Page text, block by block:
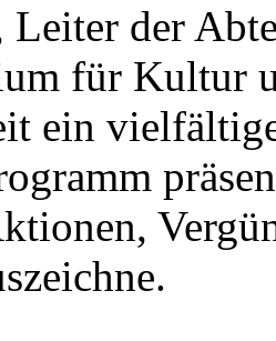
Leiter der
für Kultur
ein